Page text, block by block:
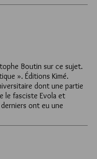
Boutin sur ce sujet.
». Éditions Kimé.
dont une partie
le fasciste Evola et
ont eu une